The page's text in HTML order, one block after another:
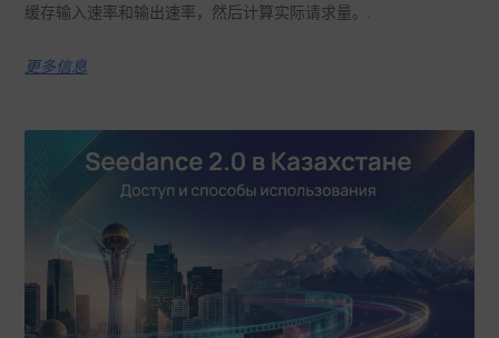
缓存输入速率和输出速率，然后计算实际请求量。.
更多信息